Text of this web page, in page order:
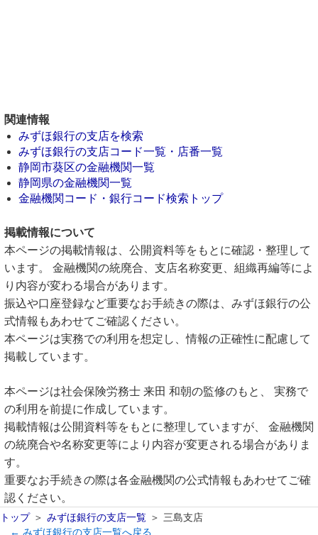
関連情報
みずほ銀行の支店を検索
みずほ銀行の支店コード一覧・店番一覧
静岡市葵区の金融機関一覧
静岡県の金融機関一覧
金融機関コード・銀行コード検索トップ
掲載情報について
本ページの掲載情報は、公開資料等をもとに確認・整理して
います。 金融機関の統廃合、支店名称変更、組織再編等によ
り内容が変わる場合があります。
振込や口座登録など重要なお手続きの際は、みずほ銀行の公
式情報もあわせてご確認ください。
本ページは実務での利用を想定し、情報の正確性に配慮して
掲載しています。
本ページは社会保険労務士 来田 和朝の監修のもと、 実務で
の利用を前提に作成しています。
掲載情報は公開資料等をもとに整理していますが、 金融機関
の統廃合や名称変更等により内容が変更される場合がありま
す。
重要なお手続きの際は各金融機関の公式情報もあわせてご確
認ください。
トップ みずほ銀行の支店一覧
三島支店
← みずほ銀行の支店一覧へ戻る